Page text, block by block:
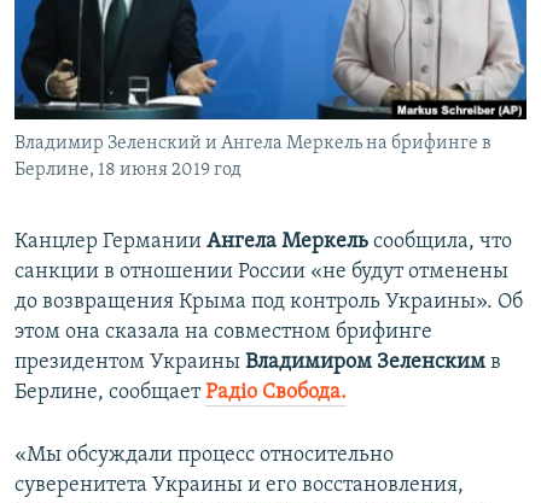
ПОБЕДИТЕЛЕЙ НЕ СУДЯТ?
КРЫМ.НЕПОКОРЕННЫЙ
ELIFBE
УКРАИНСКАЯ ПРОБЛЕМА КРЫМА
ПРИСОЕДИНЯЙТЕСЬ!
Все сайты RFE/RL
Владимир Зеленский и Ангела Меркель на брифинге в
Берлине, 18 июня 2019 год
Канцлер Германии Ангела Меркель сообщила, что
санкции в отношении России «не будут отменены
до возвращения Крыма под контроль Украины». Об
этом она сказала на совместном брифинге
президентом Украины Владимиром Зеленским в
Берлине, сообщаетРадіо Свобода.
«Мы обсуждали процесс относительно
суверенитета Украины и его восстановления,